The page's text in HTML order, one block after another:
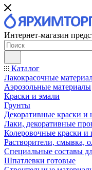
Интернет-магазин
Каталог
Лакокрасочные
Аэрозольные материалы
Краски и эмали
Грунты
Декоративные краски и
Лаки, декоративные
Колеровочные краски и
Растворители, смывка,
Специальные составы
Шпатлевки готовые